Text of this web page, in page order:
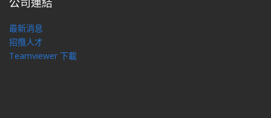
最新消息
招攬人才
Teamviewer 下載